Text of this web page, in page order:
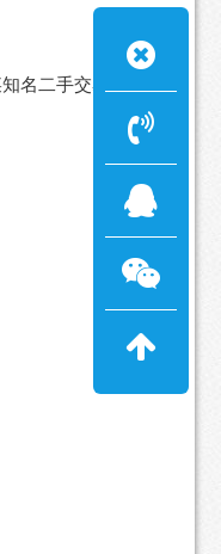
名二手交易平台上